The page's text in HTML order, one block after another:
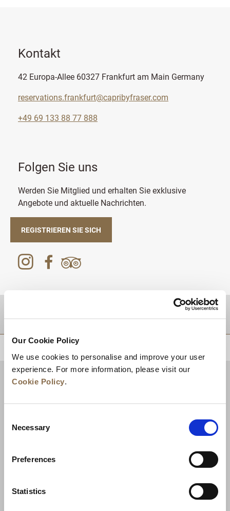
Our Cookie Policy
We use cookies to personalise and improve your user
experience. For more information, please visit our
Cookie Policy.
Selection
Necessary
Preferences
Statistics
Kontakt
42 Europa-Allee 60327 Frankfurt am Main Germany
reservations.frankfurt@capribyfraser.com
+49 69 133 88 77 888
Folgen Sie uns
Werden Sie Mitglied und erhalten Sie exklusive
Angebote und aktuelle Nachrichten.
REGISTRIEREN SIE SICH
Neuigkeiten